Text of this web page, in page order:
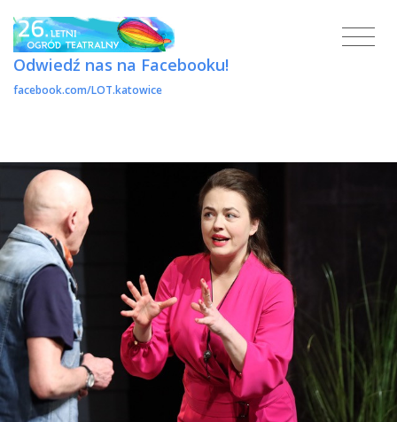
Odwiedź nas na Facebooku!
facebook.com/LOT.katowice